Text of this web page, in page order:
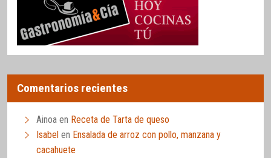
Comentarios recientes
Ainoa en Receta de Tarta de queso
Isabel en Ensalada de arroz con pollo, manzana y
cacahuete